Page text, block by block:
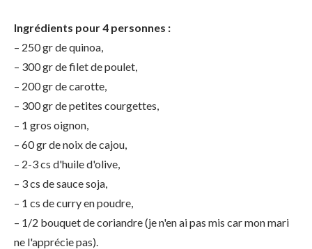
Ingrédients pour 4 personnes :
– 250 gr de quinoa,
– 300 gr de filet de poulet,
– 200 gr de carotte,
– 300 gr de petites courgettes,
– 1 gros oignon,
– 60 gr de noix de cajou,
– 2-3 cs d'huile d'olive,
– 3 cs de sauce soja,
– 1 cs de curry en poudre,
– 1/2 bouquet de coriandre (je n'en ai pas mis car mon mari
ne l'apprécie pas).